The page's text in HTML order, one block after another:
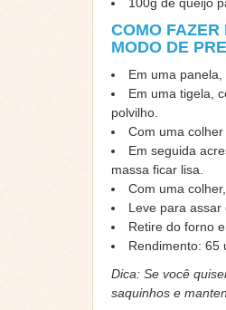
COMO
MODO DE
Em uma
Em uma tigela,
polvilho.
Com uma
Em seguida
massa ficar lisa.
Com uma
Leve para
Retire do forno
Rendimento: 65
Dica: Se você
saquinhos e